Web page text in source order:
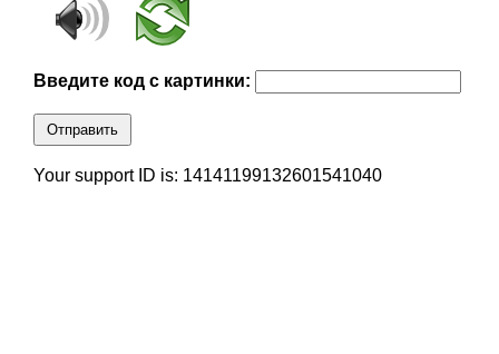
Введите код с картинки:
Отправить
Your support ID is: 14141199132601541040